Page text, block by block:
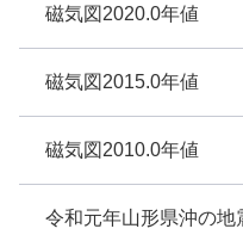
磁気図2020.0年値
磁気図2015.0年値
磁気図2010.0年値
令和元年山形県沖の地